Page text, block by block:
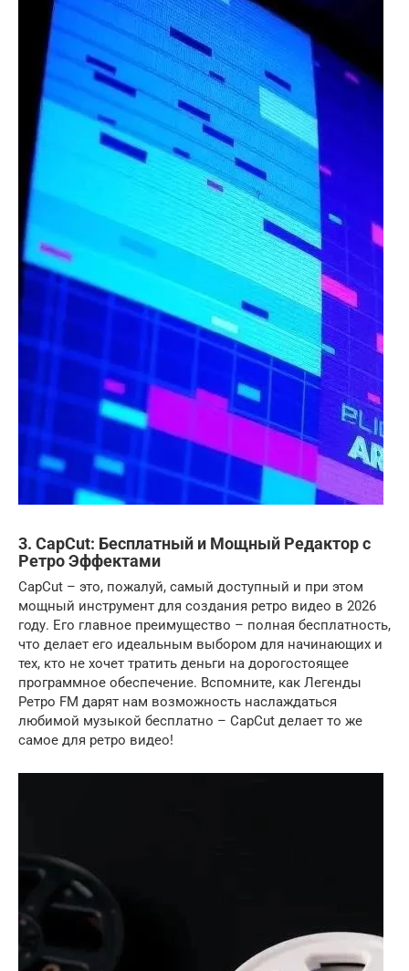
3. CapCut: Бесплатный и Мощный Редактор с
Ретро Эффектами
CapCut – это, пожалуй, самый доступный и при этом
мощный инструмент для создания ретро видео в 2026
году. Его главное преимущество – полная бесплатность,
что делает его идеальным выбором для начинающих и
тех, кто не хочет тратить деньги на дорогостоящее
программное обеспечение. Вспомните, как Легенды
Ретро FM дарят нам возможность наслаждаться
любимой музыкой бесплатно – CapCut делает то же
самое для ретро видео!